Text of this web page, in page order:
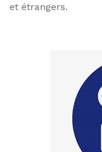
et étrangers.